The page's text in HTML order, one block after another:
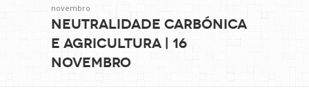
novembro
Neutralidade Carbónica
e Agricultura | 16
novembro